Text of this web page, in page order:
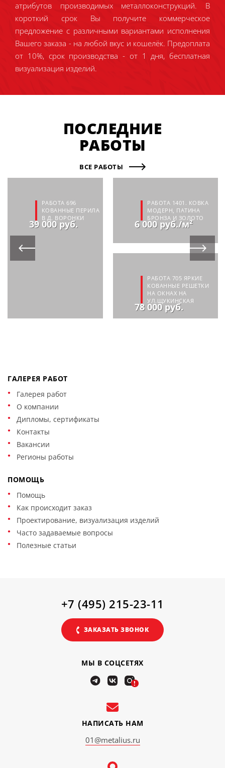
атрибутов производимых металлоконструкций. В
короткий срок Вы получите коммерческое
предложение с различными вариантами исполнения
Вашего заказа - на любой вкус и кошелёк. Предоплата
от 10%, срок производства - от 1 дня, бесплатная
визуализация изделий.
ПОСЛЕДНИЕ
РАБОТЫ
ВСЕ РАБОТЫ
РАБОТА 696
КОВАННЫЕ ПЕРИЛА
В Д. ВОРОНКИ
39 000 руб.
РАБОТА 1401. КОВКА
МОДЕРН, ПАТИНА
БРОНЗА И ЗОЛОТО
6 000 руб./м²
РАБОТА 705 ЯРКИЕ
КОВАННЫЕ РЕШЕТКИ
НА ОКНАХ НА
УЛ.ЩУКИНСКАЯ
78 000 руб.
ГАЛЕРЕЯ РАБОТ
Галерея работ
О компании
Дипломы, сертификаты
Контакты
Вакансии
Регионы работы
ПОМОЩЬ
Помощь
Как происходит заказ
Проектирование, визуализация изделий
Часто задаваемые вопросы
Полезные статьи
НАПИСАТЬ НАМ
01@metalius.ru
МЫ В СОЦСЕТЯХ
!
+7 (495) 215-23-11
ЗАКАЗАТЬ ЗВОНОК